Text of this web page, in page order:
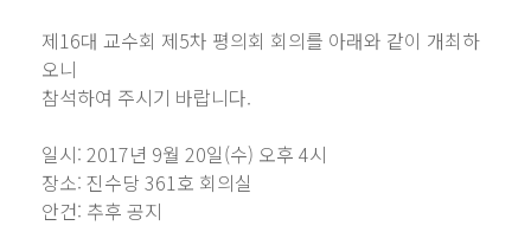
제16대 교수회 제5차 평의회 회의를 아래와 같이 개최하
오니
참석하여 주시기 바랍니다.
일시: 2017년 9월 20일(수) 오후 4시
장소: 진수당 361호 회의실
안건: 추후 공지